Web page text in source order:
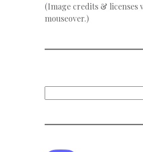
(Image credits & licenses
mouseover.)